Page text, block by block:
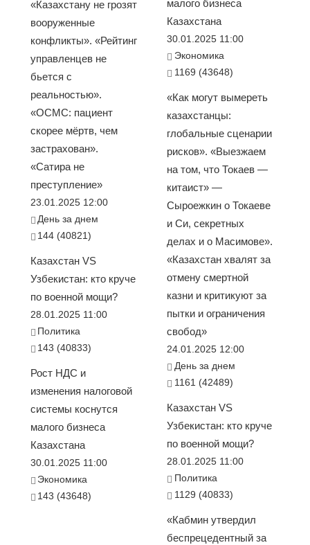
«Казахстану не грозят
вооруженные
конфликты». «Рейтинг
управленцев не
бьется с
реальностью».
«ОСМС: пациент
скорее мёртв, чем
застрахован».
«Сатира не
преступление»
23.01.2025 12:00
День за днем
144 (40821)
Казахстан VS
Узбекистан: кто круче
по военной мощи?
28.01.2025 11:00
Политика
143 (40833)
Рост НДС и
изменения налоговой
системы коснутся
малого бизнеса
Казахстана
30.01.2025 11:00
Экономика
143 (43648)
малого бизнеса
Казахстана
30.01.2025 11:00
Экономика
1169 (43648)
«Как могут вымереть
казахстанцы:
глобальные сценарии
рисков». «Выезжаем
на том, что Токаев —
китаист» —
Сыроежкин о Токаеве
и Си, секретных
делах и о Масимове».
«Казахстан хвалят за
отмену смертной
казни и критикуют за
пытки и ограничения
свобод»
24.01.2025 12:00
День за днем
1161 (42489)
Казахстан VS
Узбекистан: кто круче
по военной мощи?
28.01.2025 11:00
Политика
1129 (40833)
«Кабмин утвердил
беспрецедентный за